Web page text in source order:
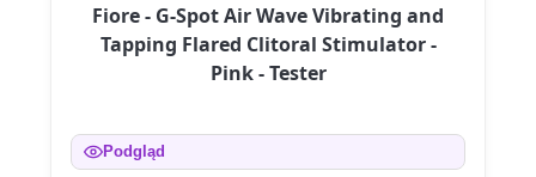
Fiore - G-Spot Air Wave Vibrating and
Tapping Flared Clitoral Stimulator -
Pink - Tester
Podgląd